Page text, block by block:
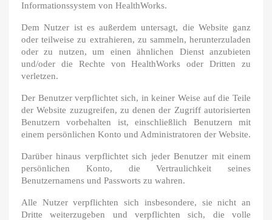
Informationssystem von HealthWorks.
Dem Nutzer ist es außerdem untersagt, die Website ganz
oder teilweise zu extrahieren, zu sammeln, herunterzuladen
oder zu nutzen, um einen ähnlichen Dienst anzubieten
und/oder die Rechte von HealthWorks oder Dritten zu
verletzen.
Der Benutzer verpflichtet sich, in keiner Weise auf die Teile
der Website zuzugreifen, zu denen der Zugriff autorisierten
Benutzern vorbehalten ist, einschließlich Benutzern mit
einem persönlichen Konto und Administratoren der Website.
Darüber hinaus verpflichtet sich jeder Benutzer mit einem
persönlichen Konto, die Vertraulichkeit seines
Benutzernamens und Passworts zu wahren.
Alle Nutzer verpflichten sich insbesondere, sie nicht an
Dritte weiterzugeben und verpflichten sich, die volle